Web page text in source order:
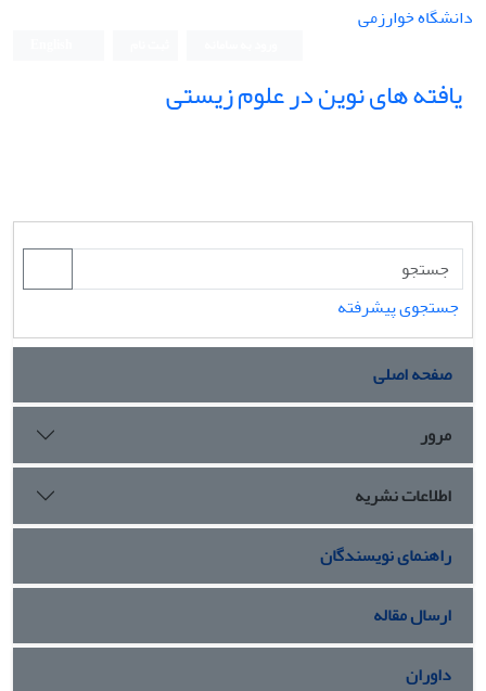
دانشگاه خوارزمی
یافته های نوین در علوم زیستی
جستجوی پیشرفته
صفحه اصلی
مرور
اطلاعات نشریه
راهنمای نویسندگان
ارسال مقاله
داوران